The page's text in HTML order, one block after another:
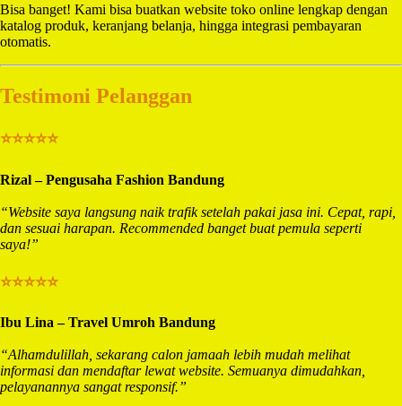
Bisa banget! Kami bisa buatkan website toko online lengkap dengan
katalog produk, keranjang belanja, hingga integrasi pembayaran
otomatis.
Testimoni Pelanggan
⭐⭐⭐⭐⭐
Rizal – Pengusaha Fashion Bandung
“Website saya langsung naik trafik setelah pakai jasa ini. Cepat, rapi,
dan sesuai harapan. Recommended banget buat pemula seperti
saya!”
⭐⭐⭐⭐⭐
Ibu Lina – Travel Umroh Bandung
“Alhamdulillah, sekarang calon jamaah lebih mudah melihat
informasi dan mendaftar lewat website. Semuanya dimudahkan,
pelayanannya sangat responsif.”